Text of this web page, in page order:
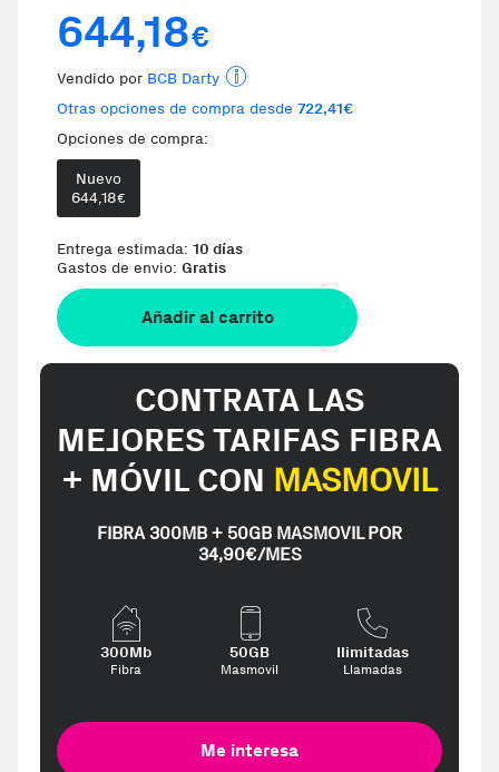
644,18€
Vendido por BCB Darty
Otras opciones de compra desde 722,41€
Opciones de compra:
Nuevo
644,18€
Entrega estimada: 10 días
Gastos de envio: Gratis
Añadir al carrito
CONTRATA LAS
MEJORES TARIFAS FIBRA
+ MÓVIL CON MASMOVIL
FIBRA 300MB + 50GB MASMOVIL POR
34,90€/MES
300Mb
Fibra
50GB
Masmovil
Ilimitadas
Llamadas
Me interesa